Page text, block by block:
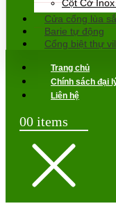
Cột Cờ
Cửa cổng lùa
Barie tự động
Cổng biệt thự
Trang chủ
Chính sách đại
Liên hệ
00 items